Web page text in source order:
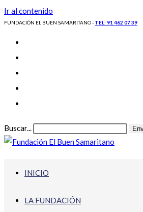
Ir al contenido
FUNDACIÓN EL BUEN SAMARITANO - TEL: 91 462 07 39
Buscar...
INICIO
LA FUNDACIÓN